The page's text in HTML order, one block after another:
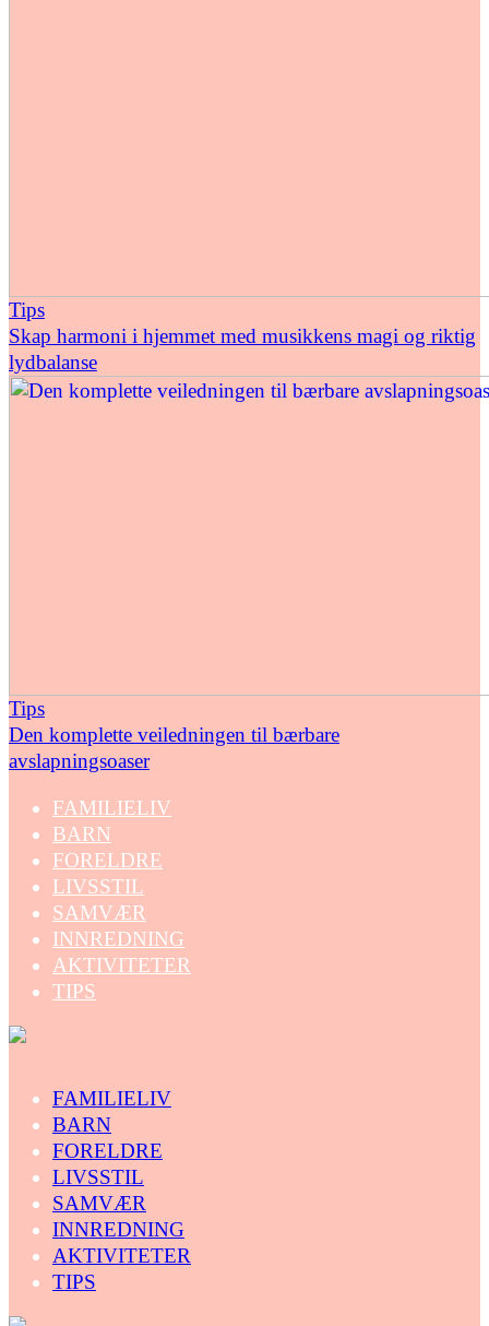
Tips
Skap harmoni i hjemmet med musikkens magi og riktig
lydbalanse
Tips
Den komplette veiledningen til bærbare
avslapningsoaser
FAMILIELIV
BARN
FORELDRE
LIVSSTIL
SAMVÆR
INNREDNING
AKTIVITETER
TIPS
FAMILIELIV
BARN
FORELDRE
LIVSSTIL
SAMVÆR
INNREDNING
AKTIVITETER
TIPS